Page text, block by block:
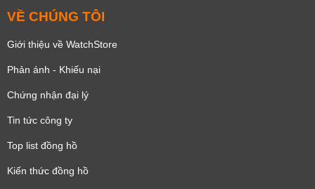
VỀ CHÚNG TÔI
Giới thiệu về WatchStore
Phản ánh - Khiếu nại
Chứng nhận đại lý
Tin tức công ty
Top list đồng hồ
Kiến thức đồng hồ